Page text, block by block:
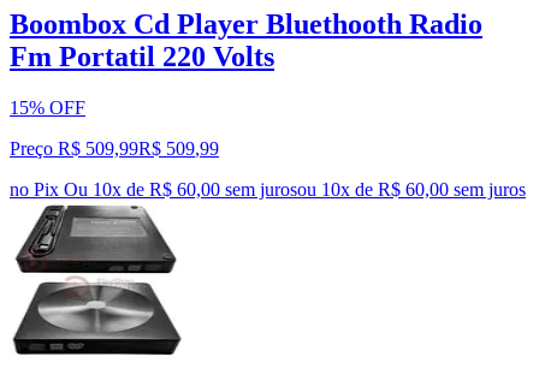
Boombox Cd Player Bluethooth Radio
Fm Portatil 220 Volts
15% OFF
Preço R$ 509,99R$ 509,99
no Pix Ou 10x de R$ 60,00 sem jurosou 10x de R$ 60,00 sem juros